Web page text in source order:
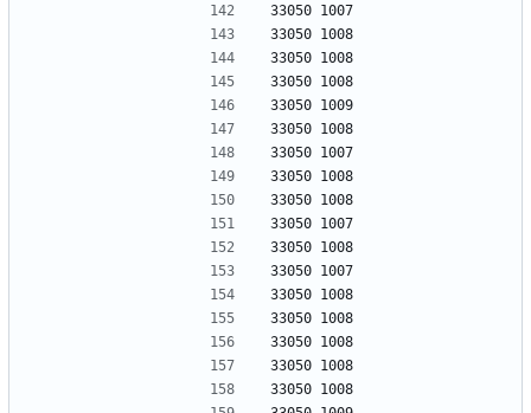
33050 1007
33050 1008
33050 1008
33050 1008
33050 1009
33050 1008
33050 1007
33050 1008
33050 1008
33050 1007
33050 1008
33050 1007
33050 1008
33050 1008
33050 1008
33050 1008
33050 1008